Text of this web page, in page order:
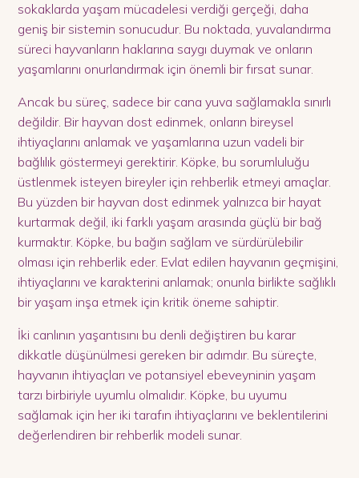
sokaklarda yaşam mücadelesi verdiği gerçeği, daha
geniş bir sistemin sonucudur. Bu noktada, yuvalandırma
süreci hayvanların haklarına saygı duymak ve onların
yaşamlarını onurlandırmak için önemli bir fırsat sunar.
Ancak bu süreç, sadece bir cana yuva sağlamakla sınırlı
değildir. Bir hayvan dost edinmek, onların bireysel
ihtiyaçlarını anlamak ve yaşamlarına uzun vadeli bir
bağlılık göstermeyi gerektirir. Köpke, bu sorumluluğu
üstlenmek isteyen bireyler için rehberlik etmeyi amaçlar.
Bu yüzden bir hayvan dost edinmek yalnızca bir hayat
kurtarmak değil, iki farklı yaşam arasında güçlü bir bağ
kurmaktır. Köpke, bu bağın sağlam ve sürdürülebilir
olması için rehberlik eder. Evlat edilen hayvanın geçmişini,
ihtiyaçlarını ve karakterini anlamak; onunla birlikte sağlıklı
bir yaşam inşa etmek için kritik öneme sahiptir.
İki canlının yaşantısını bu denli değiştiren bu karar
dikkatle düşünülmesi gereken bir adımdır. Bu süreçte,
hayvanın ihtiyaçları ve potansiyel ebeveyninin yaşam
tarzı birbiriyle uyumlu olmalıdır. Köpke, bu uyumu
sağlamak için her iki tarafın ihtiyaçlarını ve beklentilerini
değerlendiren bir rehberlik modeli sunar.